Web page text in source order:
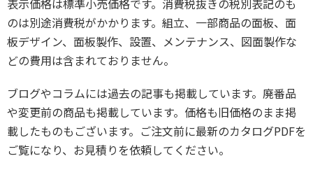
表示価格は標準小売価格です。消費税抜きの税別表記のも
のは別途消費税がかかります。組立、一部商品の面板、面
板デザイン、面板製作、設置、メンテナンス、図面製作な
どの費用は含まれておりません。
ブログやコラムには過去の記事も掲載しています。廃番品
や変更前の商品も掲載しています。価格も旧価格のまま掲
載したものもございます。ご注文前に最新のカタログPDFを
ご覧になり、お見積りを依頼してください。